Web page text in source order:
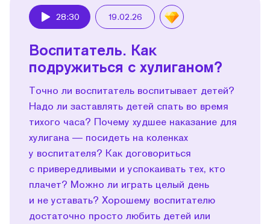
28:30 19.02.26
Воспитатель. Как
подружиться с хулиганом?
Точно ли воспитатель воспитывает детей?
Надо ли заставлять детей спать во время
тихого часа? Почему худшее наказание для
хулигана — посидеть на коленках
у воспитателя? Как договориться
с привередливыми и успокаивать тех, кто
плачет? Можно ли играть целый день
и не уставать? Хорошему воспитателю
достаточно просто любить детей или